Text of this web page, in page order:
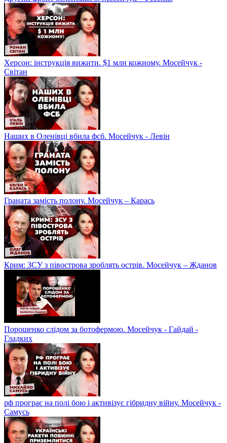
Херсон: інструкція вижити. $1 млн кожному. Мосейчук -
Світан
Наших в Оленівці вбила фсб. Мосейчук - Левін
Граната замість полону. Мосейчук – Карась
Крим: ЗСУ з півострова зроблять острів. Мосейчук – Жданов
Порошенко слідом за ботофермою. Мосейчук - Гайдай -
Гладких
рф програє на полі бою і активізує гібридну війну. Мосейчук -
Самусь